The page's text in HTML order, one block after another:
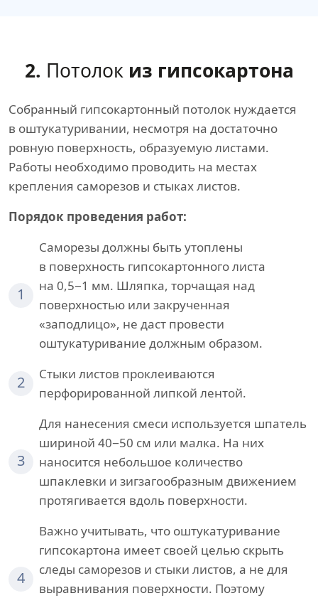
2. Потолок из гипсокартона
Собранный гипсокартонный потолок нуждается
в оштукатуривании, несмотря на достаточно
ровную поверхность, образуемую листами.
Работы необходимо проводить на местах
крепления саморезов и стыках листов.
Порядок проведения работ:
1
Саморезы должны быть утоплены
в поверхность гипсокартонного листа
на 0,5−1 мм. Шляпка, торчащая над
поверхностью или закрученная
«заподлицо», не даст провести
оштукатуривание должным образом.
2
Стыки листов проклеиваются
перфорированной липкой лентой.
3
Для нанесения смеси используется шпатель
шириной 40−50 см или малка. На них
наносится небольшое количество
шпаклевки и зигзагообразным движением
протягивается вдоль поверхности.
4
Важно учитывать, что оштукатуривание
гипсокартона имеет своей целью скрыть
следы саморезов и стыки листов, а не для
выравнивания поверхности. Поэтому